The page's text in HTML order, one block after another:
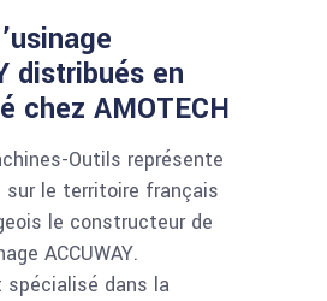
distribués en
chez AMOTECH
Outils représente
sur le territoire français
le constructeur de
ACCUWAY.
spécialisé dans la